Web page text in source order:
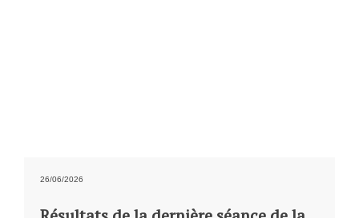
26/06/2026